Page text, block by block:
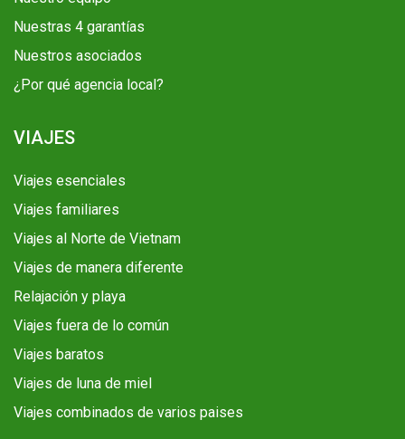
Nuestras 4 garantías
Nuestros asociados
¿Por qué agencia local?
VIAJES
Viajes esenciales
Viajes familiares
Viajes al Norte de Vietnam
Viajes de manera diferente
Relajación y playa
Viajes fuera de lo común
Viajes baratos
Viajes de luna de miel
Viajes combinados de varios paises